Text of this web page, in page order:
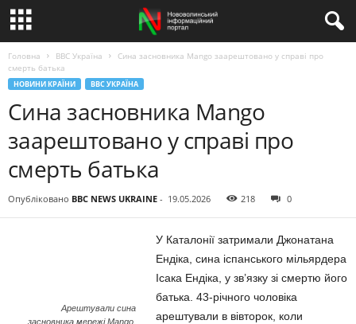
Головна BBC Україна
Сина засновника Mango заарештовано у справі про
смерть батька
НОВИНИ КРАЇНИ BBC УКРАЇНА
Сина засновника Mango
заарештовано у справі про
смерть батька
Опубліковано BBC NEWS UKRAINE - 19.05.2026 218 0
Арештували сина
засновника мережі Mango.
У Каталонії затримали Джонатана
Ендіка, сина іспанського мільярдера
Ісака Ендіка, у зв’язку зі смертю його
батька. 43-річного чоловіка
арештували в вівторок, коли